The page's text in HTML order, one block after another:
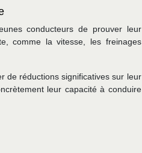
conducteurs de prouver leur
comme la vitesse, les freinages
de réductions significatives sur leur
leur capacité à conduire